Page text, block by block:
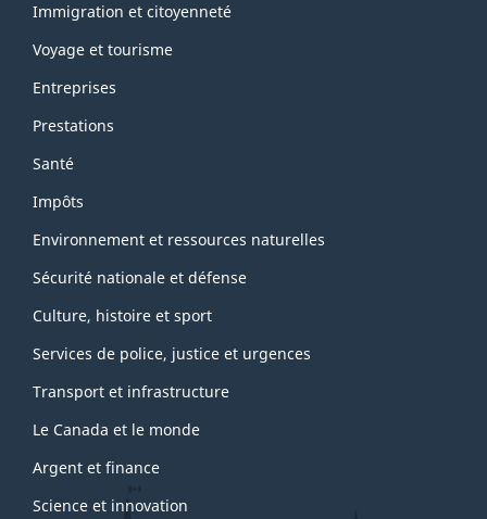
sujets
Immigration et citoyenneté
Voyage et tourisme
Entreprises
Prestations
Santé
Impôts
Environnement et ressources naturelles
Sécurité nationale et défense
Culture, histoire et sport
Services de police, justice et urgences
Transport et infrastructure
Le Canada et le monde
Argent et finance
Science et innovation